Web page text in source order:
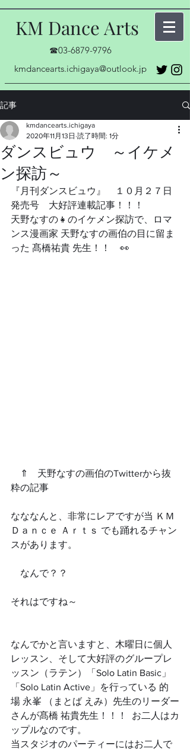
KM Dance Arts
☎03-6879-9796
kmdancearts.ichigaya@outlook.jp
記事
ダンスビュウ ～イケメ
ン探訪～
kmdancearts.ichigaya
2020年11月13日 読了時間: 1分
『月刊ダンスビュウ』　１０月２７日
発売号　大好評連載記事！！！
天野なすの👧のイケメン探訪で、ロマ
ンス漫画家 天野なすの画伯の目に留ま
った 髙橋祐貴 先生！！　👀
⇑　天野なすの画伯のTwitterから抜
粋の記事
なななんと、非常にレアですが当 ＫＭ
Ｄａｎｃｅ Ａｒｔｓ でも踊れるチャン
スがあります。
なんで？？
それはですね～
なんでかと言いますと、木曜日に個人
レッスン、そして大好評のグループレ
ッスン（ラテン）「Solo Latin Basic」
「Solo Latin Active」を行っている 的
場 永峯 （まとば えみ）先生のリーダー
さんが髙橋 祐貴先生！！！  お二人はカ
ップルなのです。
当スタジオのパーティーにはお二人で